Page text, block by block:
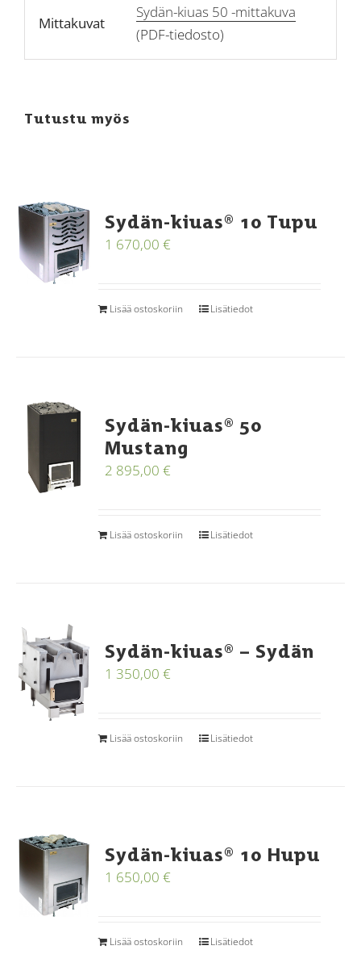
Mittakuvat
Sydän-kiuas 50 -mittakuva
(PDF-tiedosto)
Tutustu myös
Sydän-kiuas® 10 Tupu
1 670,00 €
Lisää ostoskoriin Lisätiedot
Sydän-kiuas® 50
Mustang
2 895,00 €
Lisää ostoskoriin Lisätiedot
Sydän-kiuas® – Sydän
1 350,00 €
Lisää ostoskoriin Lisätiedot
Sydän-kiuas® 10 Hupu
1 650,00 €
Lisää ostoskoriin Lisätiedot